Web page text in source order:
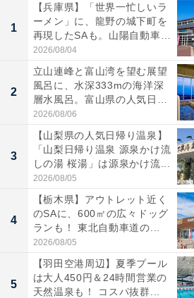
1
【兵庫県】「世界一忙しいラ
ーメン」に、龍野の城下町を
再現したSAも。山陽自動車
道...
2026/08/04
2
立山連峰と富山湾を望む展望
風呂に、水深333mの海洋深
層水風呂。富山県の人気日
帰...
2026/08/06
3
【山梨県の人気日帰り温泉】
「山梨日帰り温泉 源泉かけ流
しの湯 桜湯」は源泉かけ流...
2026/08/05
4
【栃木県】アウトレット近く
のSAに、600㎡の広々ドッグ
ランも！ 東北自動車道の...
2026/08/05
5
【羽田空港周辺】夏季プール
は大人450円＆24時間営業の
天然温泉も！ コスパ抜群...